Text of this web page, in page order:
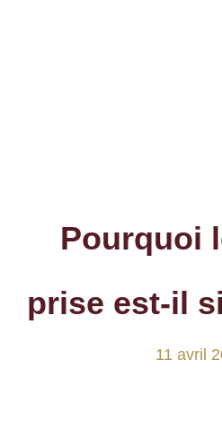
Pourquoi
prise est-il
11 avril